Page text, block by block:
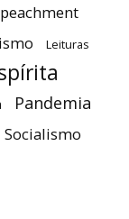
Leituras
Pandemia
Socialismo